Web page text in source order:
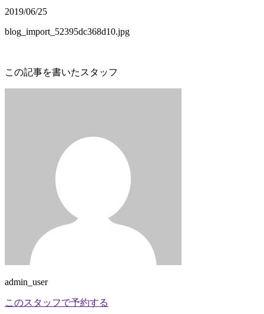
2019/06/25
blog_import_52395dc368d10.jpg
この記事を書いたスタッフ
admin_user
このスタッフで予約する